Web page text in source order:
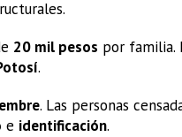
20 mil pesos por familia.
.
. Las personas
e identificación.